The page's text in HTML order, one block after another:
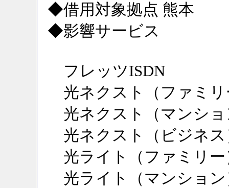
◆借用対象拠点 熊本
◆影響サービス
フレッツISDN
光ネクスト（ファミリ
光ネクスト（マンショ
光ネクスト（ビジネス
光ライト（ファミリー
光ライト（マンション